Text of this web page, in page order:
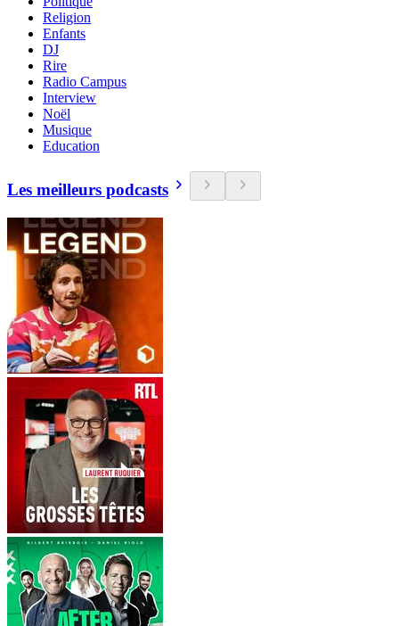
Religion
Enfants
DJ
Rire
Radio Campus
Interview
Noël
Musique
Education
Les meilleurs podcasts